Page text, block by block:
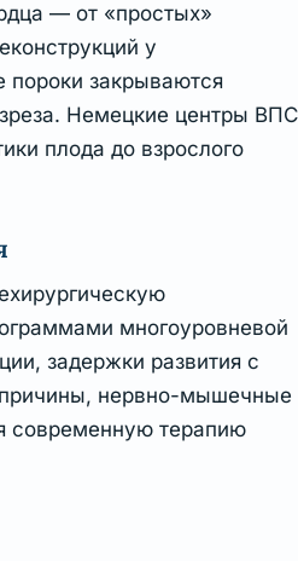
— от «простых»
у
пороки закрываются
Немецкие центры ВПС
плода до взрослого
многоуровневой
задержки развития с
нервно-мышечные
современную терапию